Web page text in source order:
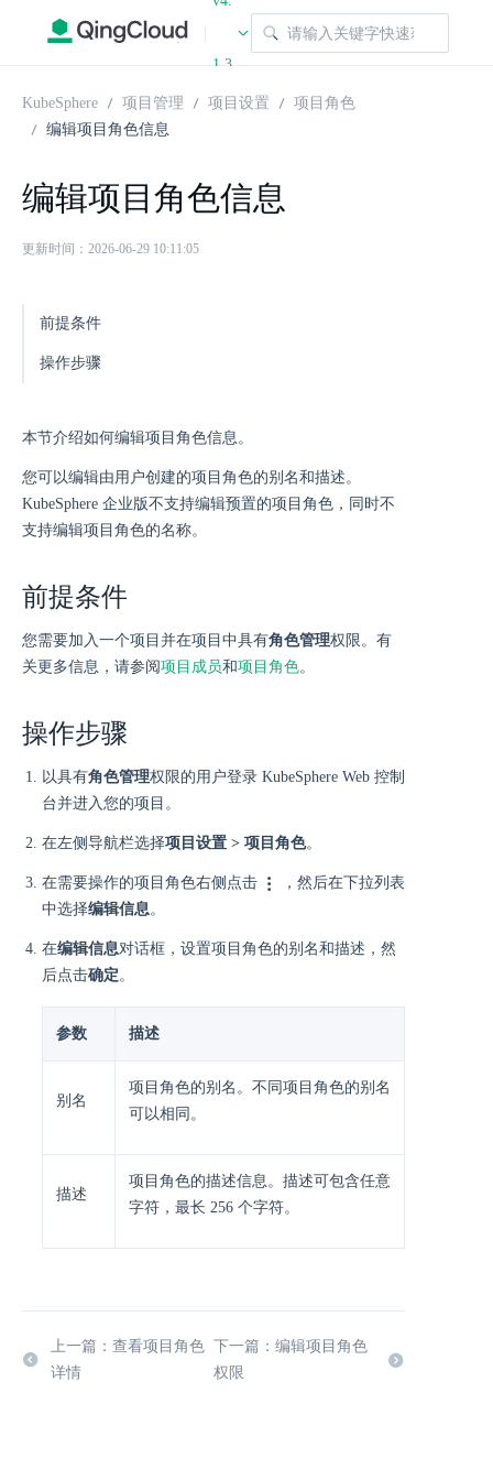
|
1.3
KubeSphere 项目管理 项目设置
项目角色
编辑项目角色信息
编辑项目角色信息
更新时间：2026-06-29 10:11:05
前提条件
操作步骤
本节介绍如何编辑项目角色信息。
您可以编辑由用户创建的项目角色的别名和描述。
KubeSphere 企业版不支持编辑预置的项目角色，同时不
支持编辑项目角色的名称。
前提条件
您需要加入一个项目并在项目中具有角色管理权限。有
关更多信息，请参阅项目成员和项目角色。
操作步骤
以具有角色管理权限的用户登录 KubeSphere Web 控制
台并进入您的项目。
在左侧导航栏选择项目设置 > 项目角色。
在需要操作的项目角色右侧点击
，然后在下拉列表
中选择编辑信息。
在编辑信息对话框，设置项目角色的别名和描述，然
后点击确定。
参数 描述
别名
项目角色的别名。不同项目角色的别名
可以相同。
描述
项目角色的描述信息。描述可包含任意
字符，最长 256 个字符。
上一篇：查看项目角色
详情
下一篇：编辑项目角色
权限